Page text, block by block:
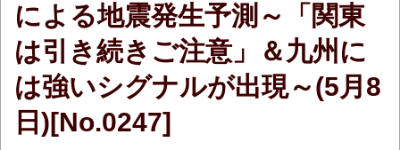
による地震発生予測～「関東
は引き続きご注意」＆九州に
は強いシグナルが出現～(5月8
日)[No.0247]